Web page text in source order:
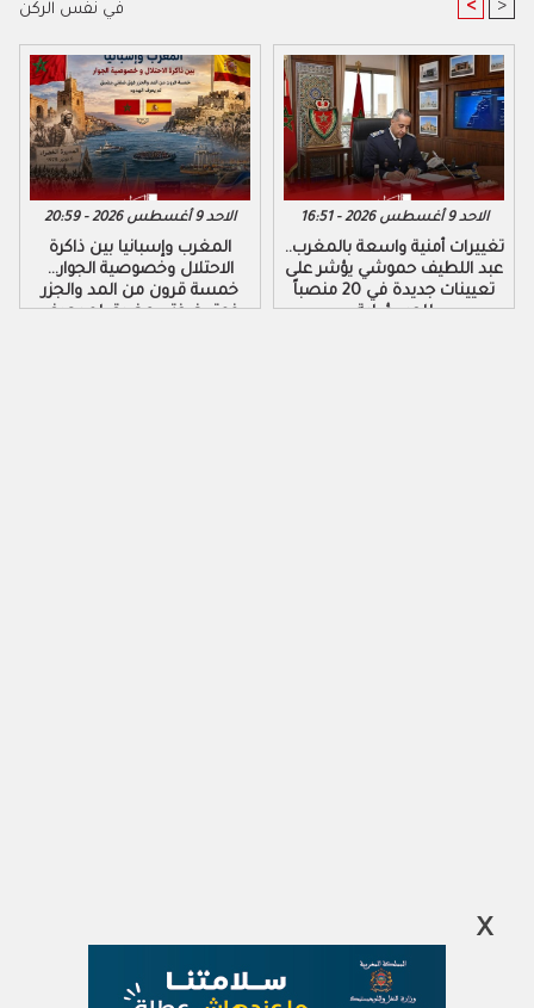
في نفس الركن < >
الاحد 9 أغسطس 2026 - 20:59
المغرب وإسبانيا بين ذاكرة
الاحتلال وخصوصية الجوار…
خمسة قرون من المد والجزر
فوق ضفتي مضيق لم يعرف
الاحد 9 أغسطس 2026 - 16:51
تغييرات أمنية واسعة بالمغرب..
عبد اللطيف حموشي يؤشر على
تعيينات جديدة في 20 منصباً
للمسؤولية